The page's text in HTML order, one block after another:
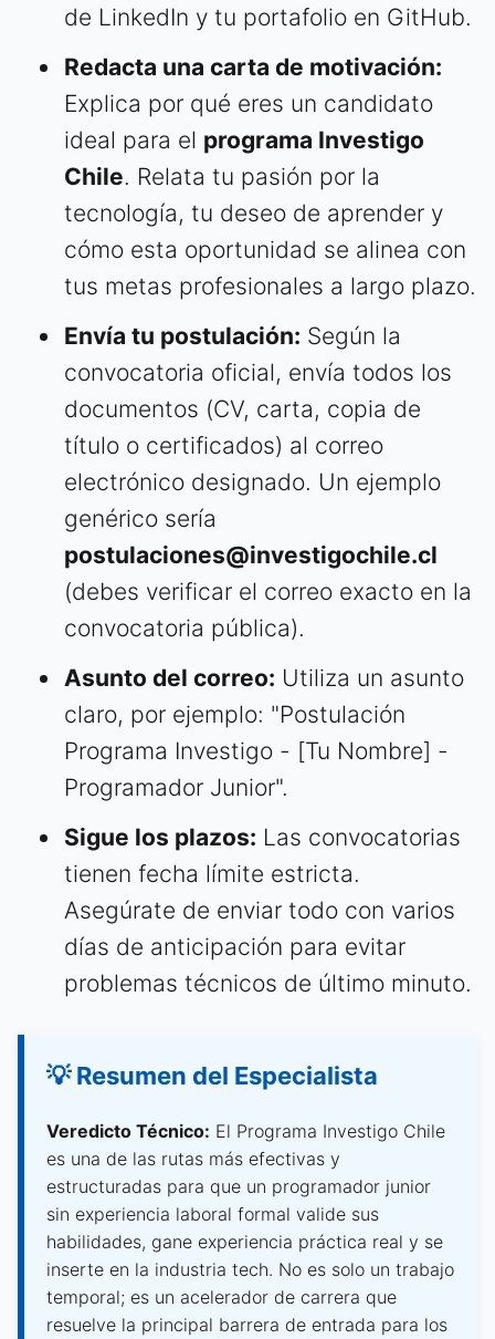
de LinkedIn y tu portafolio en GitHub.
Redacta una carta de motivación:
Explica por qué eres un candidato
ideal para el programa Investigo
Chile. Relata tu pasión por la
tecnología, tu deseo de aprender y
cómo esta oportunidad se alinea con
tus metas profesionales a largo plazo.
Envía tu postulación: Según la
convocatoria oficial, envía todos los
documentos (CV, carta, copia de
título o certificados) al correo
electrónico designado. Un ejemplo
genérico sería
postulaciones@investigochile.cl
(debes verificar el correo exacto en la
convocatoria pública).
Asunto del correo: Utiliza un asunto
claro, por ejemplo: "Postulación
Programa Investigo - [Tu Nombre] -
Programador Junior".
Sigue los plazos: Las convocatorias
tienen fecha límite estricta.
Asegúrate de enviar todo con varios
días de anticipación para evitar
problemas técnicos de último minuto.
💡 Resumen del Especialista
Veredicto Técnico: El Programa Investigo Chile
es una de las rutas más efectivas y
estructuradas para que un programador junior
sin experiencia laboral formal valide sus
habilidades, gane experiencia práctica real y se
inserte en la industria tech. No es solo un trabajo
temporal; es un acelerador de carrera que
resuelve la principal barrera de entrada para los